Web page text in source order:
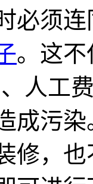
必须
。这
人工
成污
修，